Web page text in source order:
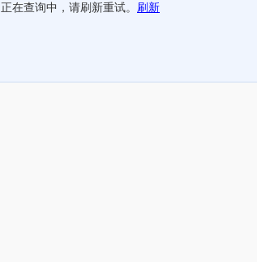
正在查询中，请刷新重试。 刷新